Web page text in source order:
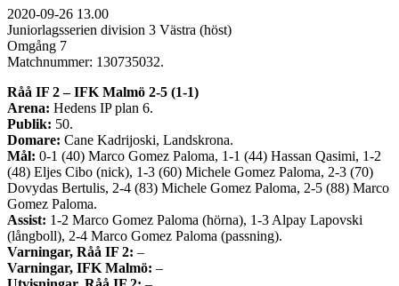
2020-09-26 13.00
Juniorlagsserien division 3 Västra (höst)
Omgång 7
Matchnummer: 130735032.
Råå IF 2 – IFK Malmö 2-5 (1-1)
Arena: Hedens IP plan 6.
Publik: 50.
Domare: Cane Kadrijoski, Landskrona.
Mål: 0-1 (40) Marco Gomez Paloma, 1-1 (44) Hassan Qasimi, 1-2
(48) Eljes Cibo (nick), 1-3 (60) Michele Gomez Paloma, 2-3 (70)
Dovydas Bertulis, 2-4 (83) Michele Gomez Paloma, 2-5 (88) Marco
Gomez Paloma.
Assist: 1-2 Marco Gomez Paloma (hörna), 1-3 Alpay Lapovski
(långboll), 2-4 Marco Gomez Paloma (passning).
Varningar, Råå IF 2: –
Varningar, IFK Malmö: –